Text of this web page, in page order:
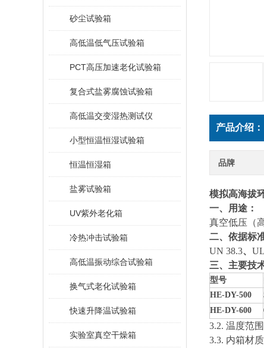
砂尘试验箱
高低温低气压试验箱
PCT高压加速老化试验箱
复合式盐雾腐蚀试验箱
高低温交变湿热测试仪
小型恒温恒湿试验箱
恒温恒湿箱
盐雾试验箱
UV紫外老化箱
冷热冲击试验箱
高低温振动综合试验箱
换气式老化试验箱
快速升降温试验箱
实验室真空干燥箱
产品介绍：
品牌
模拟高海拔
一、用途：
真空低压（
二、 依据标
UN 38.3、
三、主要技
型号
HE-DY-500
HE-DY-600
3.2. 温度范
3.3. 内箱材